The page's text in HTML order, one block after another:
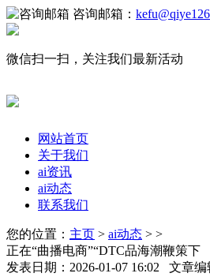
咨询邮箱：
微信扫一扫，关注我们最新活动
网站首页
关于我们
ai资讯
ai动态
联系我们
您的位置： 主页 > ai动态 > >
正在“曲播电商”“DTC品海潮鞭策下
发表日期：2026-01-07 16:02 文章